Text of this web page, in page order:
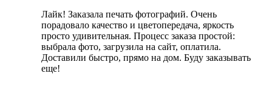
Лайк! Заказала печать фотографий. Очень
порадовало качество и цветопередача, яркость
просто удивительная. Процесс заказа простой:
выбрала фото, загрузила на сайт, оплатила.
Доставили быстро, прямо на дом. Буду заказывать
еще!